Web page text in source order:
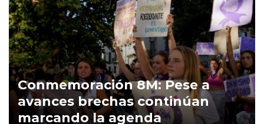
Conmemoración 8M: Pese a
avances brechas continúan
marcando la agenda